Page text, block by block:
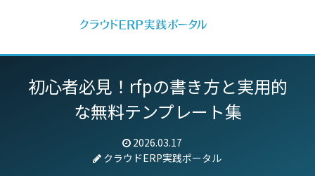
初心者必見！rfpの書き方と実用的
な無料テンプレート集
2026.03.17
クラウドERP実践ポータル